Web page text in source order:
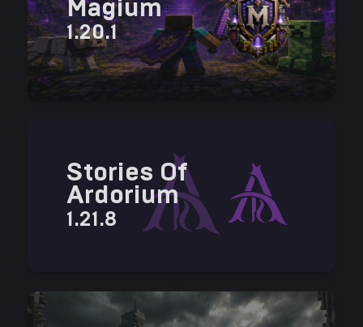
Magium
1.20.1
Stories Of
Ardorium
1.21.8